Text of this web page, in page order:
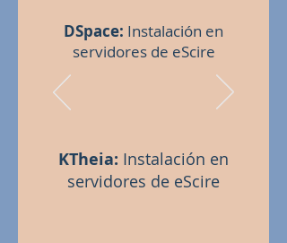
DSpace: Instalación en
servidores de eScire
KTheia: Instalación en
servidores de eScire​